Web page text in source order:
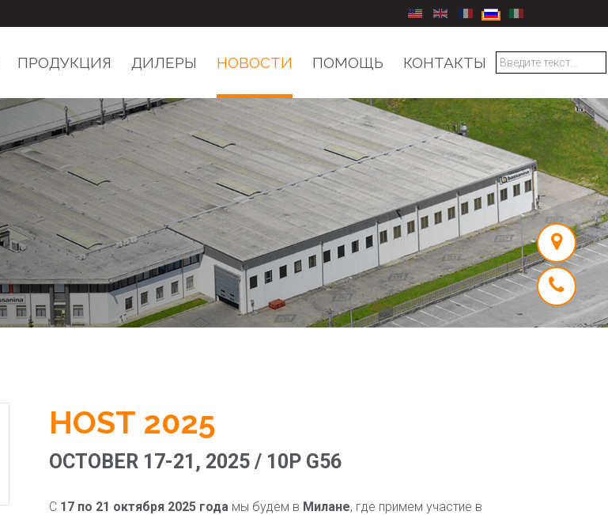
Выберите язык
ПРОДУКЦИЯ ДИЛЕРЫ НОВОСТИ ПОМОЩЬ КОНТАКТЫ
HOST 2025
OCTOBER 17-21, 2025 / 10P G56
С 17 по 21 октября 2025 года мы будем в Милане, где примем участие в